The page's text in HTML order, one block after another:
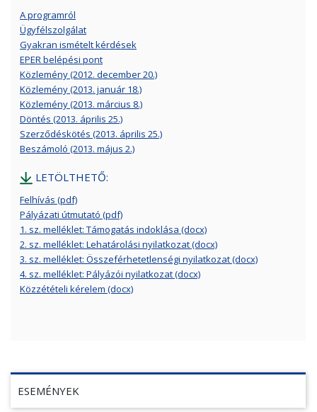
ESEMÉNYEK
A programról
Ügyfélszolgálat
Gyakran ismételt kérdések
EPER belépési pont
Közlemény (2012. december 20.)
Közlemény (2013. január 18.)
Közlemény (2013. március 8.)
Döntés (2013. április 25.)
Szerződéskötés (2013. április 25.)
Beszámoló (2013. május 2.)
LETÖLTHETŐ:
Felhívás (pdf)
Pályázati útmutató (pdf)
1. sz. melléklet: Támogatás indoklása (docx)
2. sz. melléklet: Lehatárolási nyilatkozat (docx)
3. sz. melléklet: Összeférhetetlenségi nyilatkozat (docx)
4. sz. melléklet: Pályázói nyilatkozat (docx)
Közzétételi kérelem (docx)